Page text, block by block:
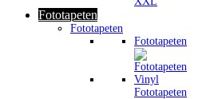
Fototapeten
Fototapeten
Fototapeten
Vinyl
Fototapeten